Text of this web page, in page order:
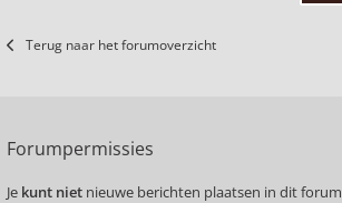
Terug naar het forumoverzicht
Forumpermissies
Je kunt niet nieuwe berichten plaatsen in dit forum